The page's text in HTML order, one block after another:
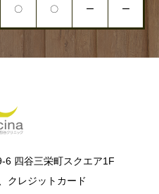
〇 〇 ー ー
6 四谷三栄町スクエア1F
クレジットカード